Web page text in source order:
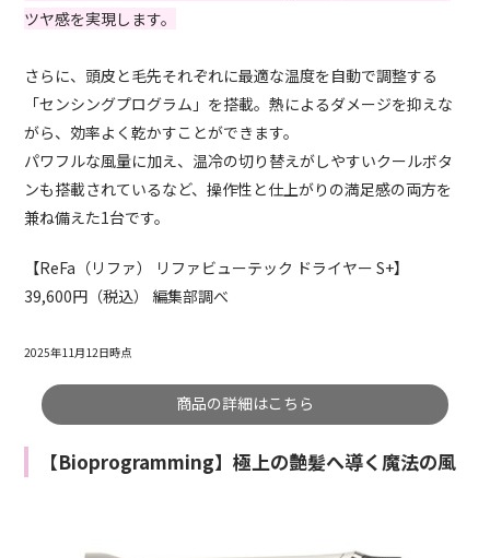
ツヤ感を実現します。
さらに、頭皮と毛先それぞれに最適な温度を自動で調整する
「センシングプログラム」を搭載。熱によるダメージを抑えな
がら、効率よく乾かすことができます。
パワフルな風量に加え、温冷の切り替えがしやすいクールボタ
ンも搭載されているなど、操作性と仕上がりの満足感の両方を
兼ね備えた1台です。
【ReFa（リファ） リファビューテック ドライヤー S+】
39,600円（税込） 編集部調べ
2025年11月12日時点
商品の詳細はこちら
【Bioprogramming】極上の艶髪へ導く魔法の風